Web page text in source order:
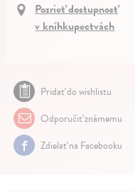
Pozrieť dostupnosť
v kníhkupectvách
Pridať do wishlistu
Odporučiť známemu
Zdielať na Facebooku